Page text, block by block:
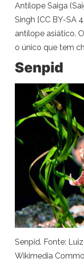
Antílope Saiga
Singh [CC BY-SA
antílope asiático.
o único que tem
Senpid
Senpid. Fonte:
Wikimedia